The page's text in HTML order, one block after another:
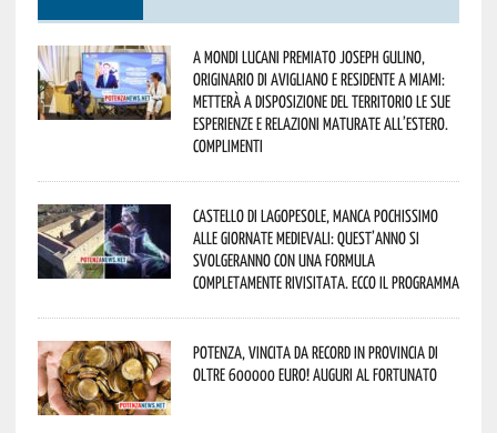
A Mondi lucani premiato Joseph Gulino,
originario di Avigliano e residente a Miami:
metterà a disposizione del territorio le sue
esperienze e relazioni maturate all’estero.
Complimenti
Castello di Lagopesole, manca pochissimo
alle Giornate Medievali: quest’anno si
svolgeranno con una formula
completamente rivisitata. Ecco il programma
Potenza, vincita da record in provincia di
oltre 600000 euro! Auguri al fortunato